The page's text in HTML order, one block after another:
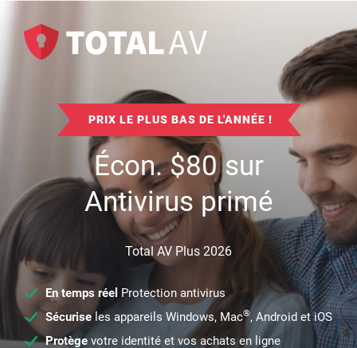
PRIX LE PLUS BAS DE L'ANNÉE !
Écon.$80sur
Antivirus primé
Total AV Plus 2026
En temps réel Protection antivirus
Sécuriseles appareils Windows, Mac®, Android et iOS
Protège votre identité et vos achats en ligne